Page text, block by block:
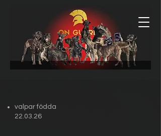
valpar födda
22.03.26